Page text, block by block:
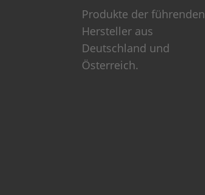
Produkte der führenden
Hersteller aus
Deutschland und
Österreich.